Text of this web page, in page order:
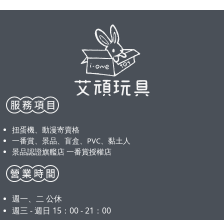
扭蛋機、動漫寄賣格
一番賞、景品、盲盒、PVC、黏土人
景品認證旗艦店 一番賞授權店
週一、二 公休
週三 - 週日 15：00 - 21：00